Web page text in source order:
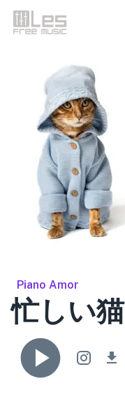
Piano Amor
忙しい猫